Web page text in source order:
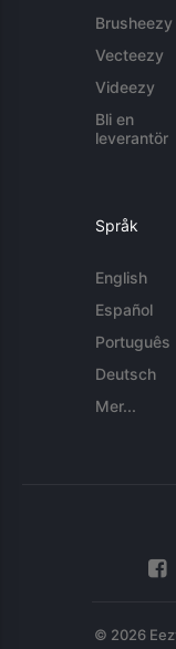
Brusheezy
Vecteezy
Videezy
Bli en
leverantör
Språk
English
Español
Português
Deutsch
Mer...
© 2026